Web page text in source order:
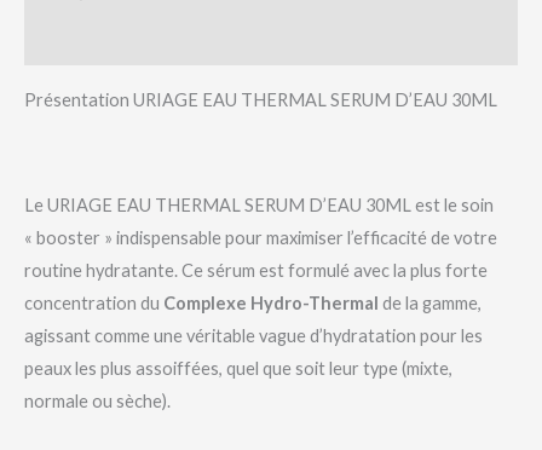
Présentation URIAGE EAU THERMAL SERUM D’EAU 30ML
Le URIAGE EAU THERMAL SERUM D’EAU 30ML est le soin
« booster » indispensable pour maximiser l’efficacité de votre
routine hydratante. Ce sérum est formulé avec la plus forte
concentration du Complexe Hydro-Thermal de la gamme,
agissant comme une véritable vague d’hydratation pour les
peaux les plus assoiffées, quel que soit leur type (mixte,
normale ou sèche).